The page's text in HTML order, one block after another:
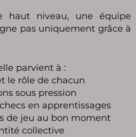
haut niveau, une équipe
pas uniquement grâce à
parvient à :
le rôle de chacun
sous pression
en apprentissages
de jeu au bon moment
collective